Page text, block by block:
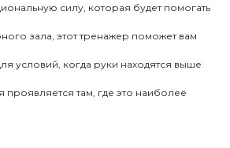
силу, которая будет помогать
зала, этот тренажер поможет вам
условий, когда руки находятся выше
проявляется там, где это наиболее